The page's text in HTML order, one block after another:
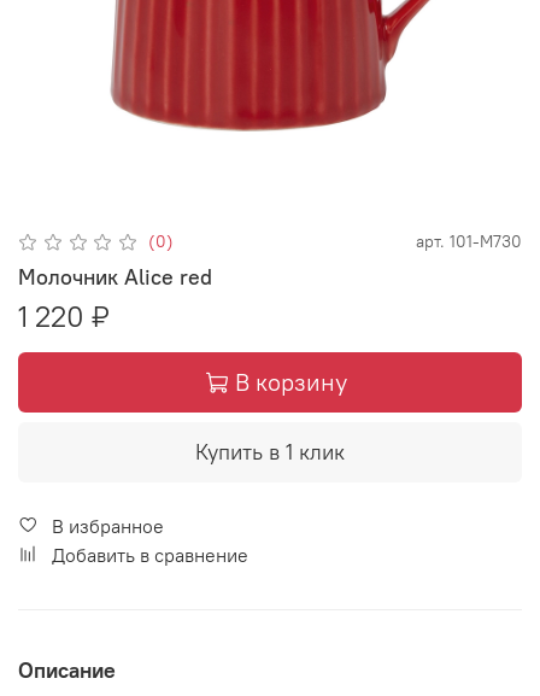
(0) арт. 101-М730
Молочник Alice red
1 220 ₽
В корзину
Купить в 1 клик
В избранное
Добавить в сравнение
Описание